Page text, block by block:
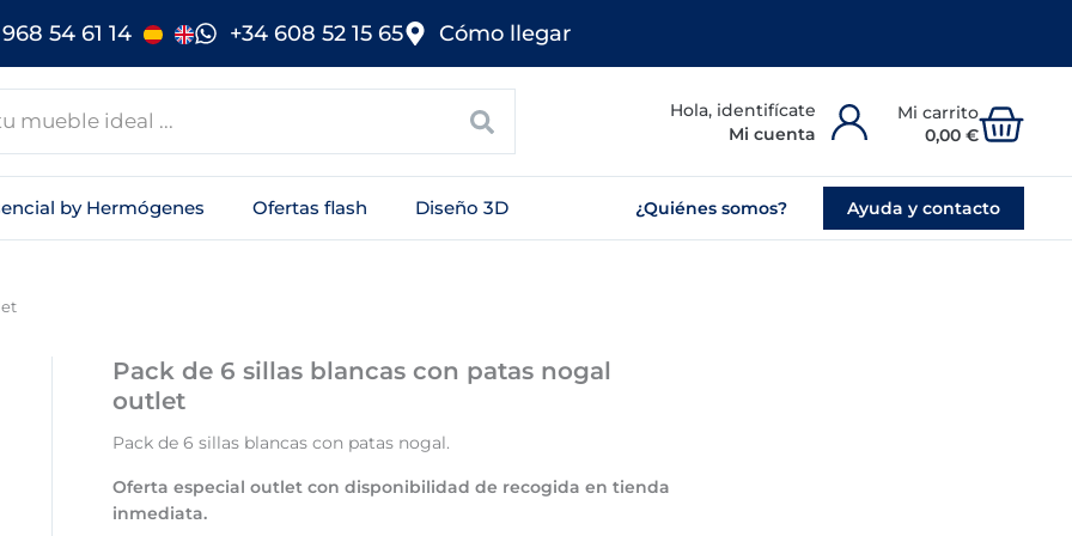
968 54 61 14 +34 608 52 15 65 Cómo llegar
Mi cuenta 0,00 €
by Hermógenes Ofertas flash Diseño 3D ¿Quiénes somos? Ayuda y contacto
Pack de 6 sillas blancas con patas nogal
outlet
Pack de 6 sillas blancas con patas nogal.
Oferta especial outlet con disponibilidad de recogida en tienda
inmediata.